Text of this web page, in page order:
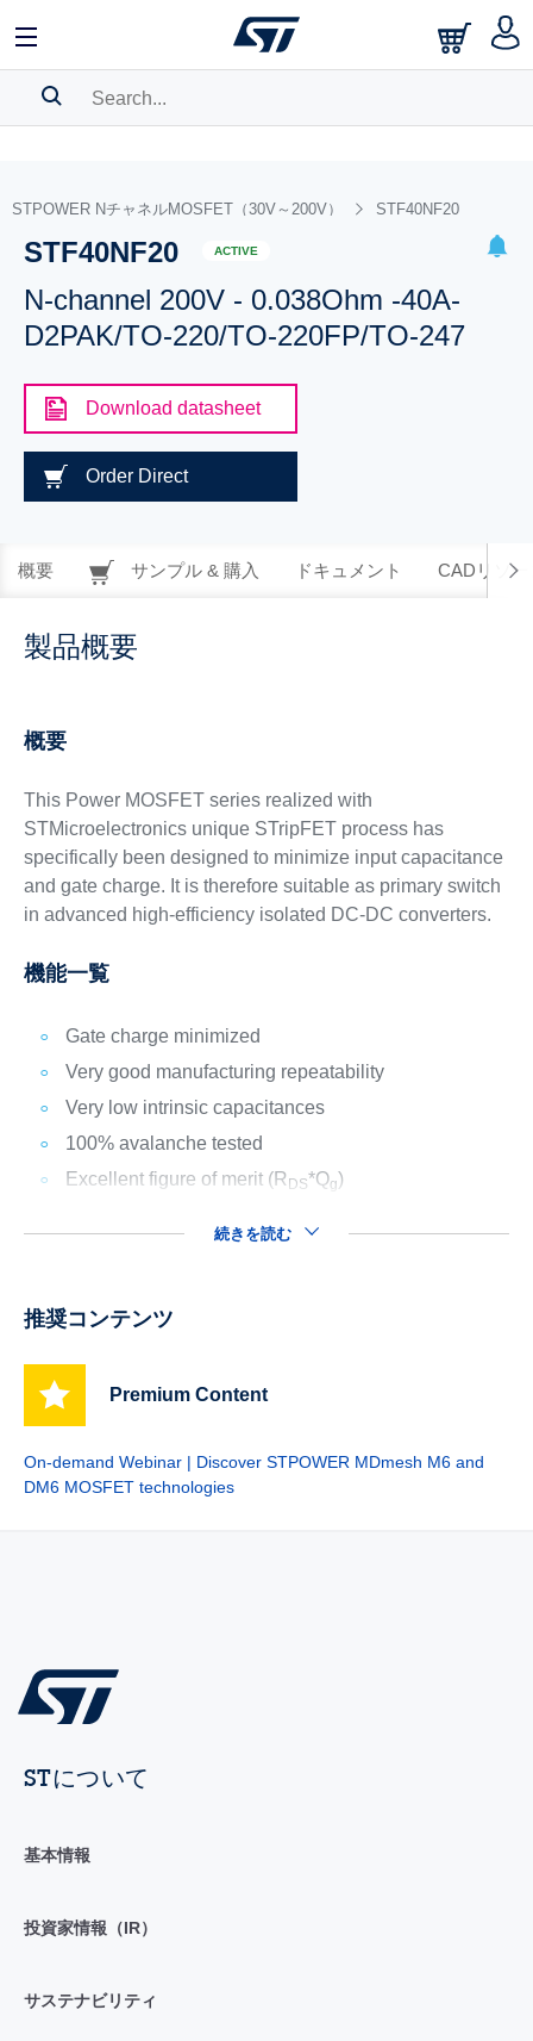
BOOKMARK
Pleaselog into show your saved searches.
STPOWER NチャネルMOSFET（30V～200V） STF40NF20
STF40NF20 ACTIVE
N-channel 200V - 0.038Ohm -40A-
D2PAK/TO-220/TO-220FP/TO-247
Download datasheet
Order Direct
概要 サンプル & 購入 ドキュメント CADリソー
製品概要
概要
This Power MOSFET series realized with
STMicroelectronics unique STripFET process has
specifically been designed to minimize input capacitance
and gate charge. It is therefore suitable as primary switch
in advanced high-efficiency isolated DC-DC converters.
機能一覧
Gate charge minimized
Very good manufacturing repeatability
Very low intrinsic capacitances
100% avalanche tested
Excellent figure of merit (RDS*Qg)
続きを読む
推奨コンテンツ
Premium Content
On-demand Webinar | Discover STPOWER MDmesh M6 and
DM6 MOSFET technologies
STについて
基本情報
投資家情報（IR）
サステナビリティ